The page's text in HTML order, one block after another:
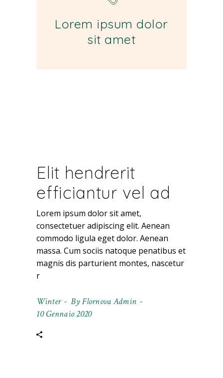
Lorem ipsum dolor
sit amet
Elit hendrerit
efficiantur vel ad
Lorem ipsum dolor sit amet,
consectetuer adipiscing elit. Aenean
commodo ligula eget dolor. Aenean
massa. Cum sociis natoque penatibus et
magnis dis parturient montes, nascetur
r
Winter ByFlornova Admin
10 Gennaio 2020